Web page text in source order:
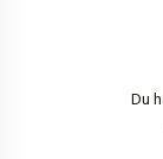
Du